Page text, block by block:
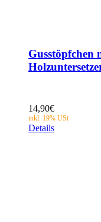
Gusstöpfchen
14,90€
Details